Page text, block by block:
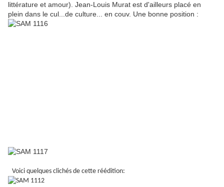
littérature et amour). Jean-Louis Murat est d'ailleurs placé en
plein dans le cul...de culture... en couv. Une bonne position :
Voici quelques clichés de cette réédition: